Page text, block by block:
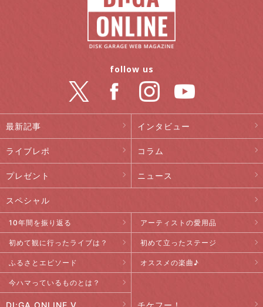
最新記事 インタビュー
ライブレポ コラム
プレゼント ニュース
スペシャル
10年間を振り返る アーティストの愛用品
初めて観に行ったライブは？ 初めて立ったステージ
ふるさとエピソード オススメの楽曲♪
今ハマっているものとは？
DI:GA ONLINE V チケフー！
follow us